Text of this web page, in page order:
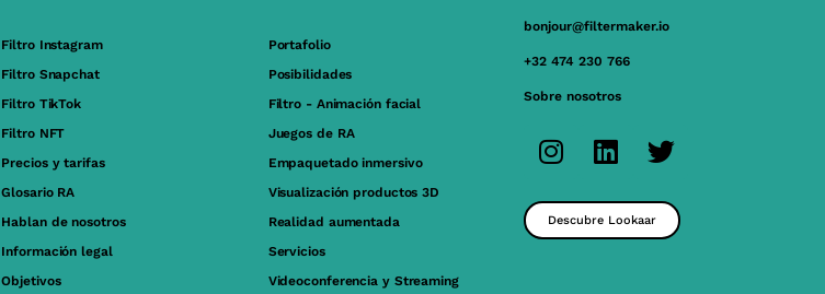
Filtro Instagram
Filtro Snapchat
Filtro TikTok
Filtro NFT
Precios y tarifas
Glosario RA
Hablan de nosotros
Información legal
Objetivos
Portafolio
Posibilidades
Filtro - Animación facial
Juegos de RA
Empaquetado inmersivo
Visualización productos 3D
Realidad aumentada
Servicios
Videoconferencia y Streaming
bonjour@filtermaker.io
+32 474 230 766
Sobre nosotros
Descubre Lookaar